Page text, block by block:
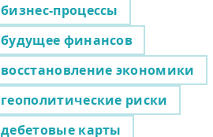
бизнес-процессы
будущее финансов
восстановление экономики
геополитические риски
дебетовые карты